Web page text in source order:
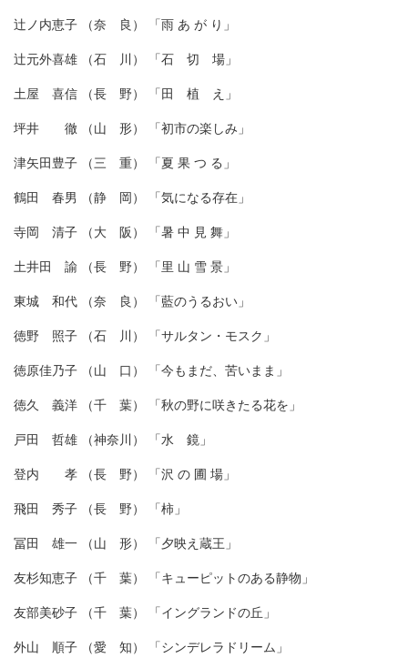
辻ノ内恵子 （奈 良） 「雨 あ が り」
辻元外喜雄 （石 川） 「石 切 場」
土屋 喜信 （長 野） 「田 植 え」
坪井 徹 （山 形） 「初市の楽しみ」
津矢田豊子 （三 重） 「夏 果 つ る」
鶴田 春男 （静 岡） 「気になる存在」
寺岡 清子 （大 阪） 「暑 中 見 舞」
土井田 諭 （長 野） 「里 山 雪 景」
東城 和代 （奈 良） 「藍のうるおい」
徳野 照子 （石 川） 「サルタン・モスク」
徳原佳乃子 （山 口） 「今もまだ、苦いまま」
徳久 義洋 （千 葉） 「秋の野に咲きたる花を」
戸田 哲雄 （神奈川） 「水 鏡」
登内 孝 （長 野） 「沢 の 圃 場」
飛田 秀子 （長 野） 「柿」
冨田 雄一 （山 形） 「夕映え蔵王」
友杉知恵子 （千 葉） 「キューピットのある静物」
友部美砂子 （千 葉） 「イングランドの丘」
外山 順子 （愛 知） 「シンデレラドリーム」